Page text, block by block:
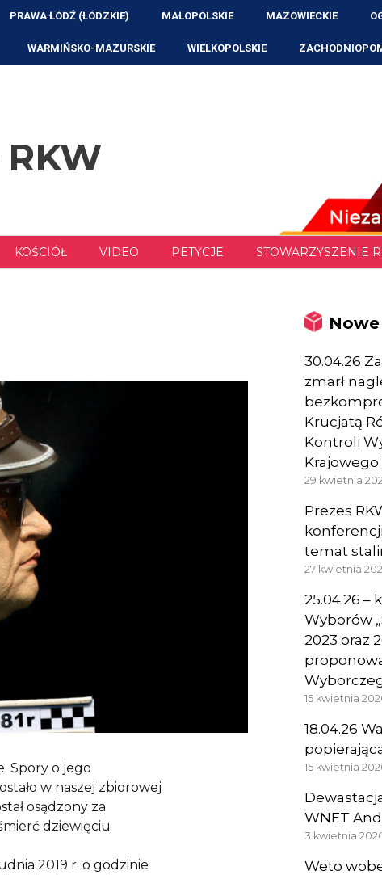
PRAWA ŁÓDŹ (ŁÓDZKIE) MAŁOPOLSKIE MAZOWIECKIE
WARMIŃSKO-MAZURSKIE WIELKOPOLSKIE
KOŚCIÓŁ VIDEO PETYCJE STOWARZYSZENIE
Spory o jego
w naszej zbiorowej
osądzony za
dziewięciu
2019 r. o godzinie
30.04.26
zmarł
Krucjatą
Kontroli
Krajowego
29 kwietnia
Prezes
temat
27 kwietnia
25.04.26 –
Wyborów
2023 oraz
15 kwietnia
18.04.26
15 kwietnia
WNET
3 kwietnia
Weto